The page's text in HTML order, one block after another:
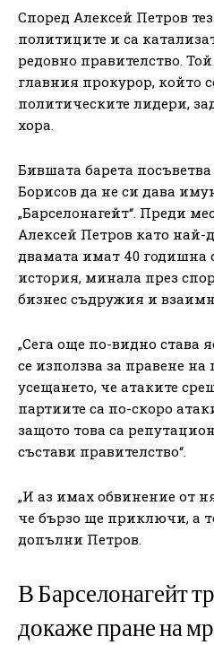
Според Алексей Петров
политиците и са
редовно правителство.
главния прокурор, който
политическите лидери,
хора.
Бившата барета
Борисов да не си дава
„Барселонагейт“. Преди
Алексей Петров като най-
двамата имат 40
история, минала през
бизнес съдружия и
„Сега още по-видно става
се използва за правене
усещането, че атаките
партиите са по-скоро
защото това са
състави правителство“.
„И аз имах обвинение от
че бързо ще приключи, а
допълни Петров.
В Барселонагейт
докаже пране на